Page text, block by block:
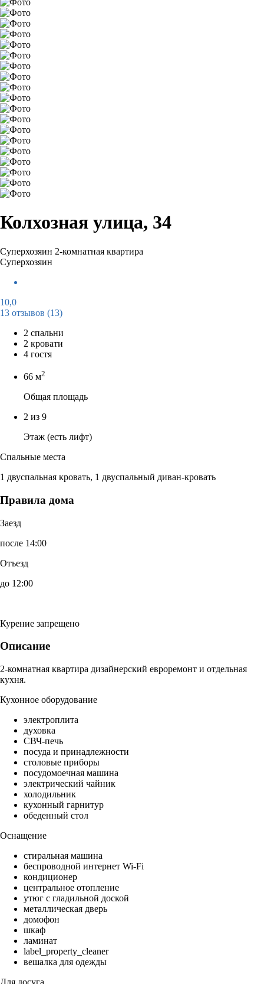
Колхозная улица, 34
Суперхозяин 2-комнатная квартира
Суперхозяин
10,0
13 отзывов (13)
2 спальни
2 кровати
4 гостя
66 м2
Общая площадь
2 из 9
Этаж (есть лифт)
Спальные места
1 двуспальная кровать, 1 двуспальный диван-кровать
Правила дома
Заезд
после 14:00
Отъезд
до 12:00
Курение запрещено
Описание
2-комнатная квартира дизайнерский евроремонт и отдельная
кухня.
Кухонное оборудование
электроплита
духовка
СВЧ-печь
посуда и принадлежности
столовые приборы
посудомоечная машина
электрический чайник
холодильник
кухонный гарнитур
обеденный стол
Оснащение
стиральная машина
беспроводной интернет Wi-Fi
кондиционер
центральное отопление
утюг с гладильной доской
металлическая дверь
домофон
шкаф
ламинат
label_property_cleaner
вешалка для одежды
Для досуга